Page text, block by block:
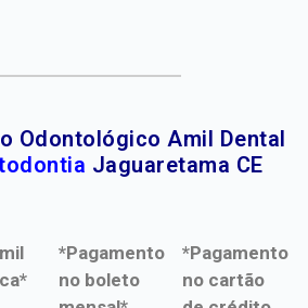
Odontológico Amil Dental
Jaguaretama CE
*Pagamento
no boleto
*Pagamento
no cartão